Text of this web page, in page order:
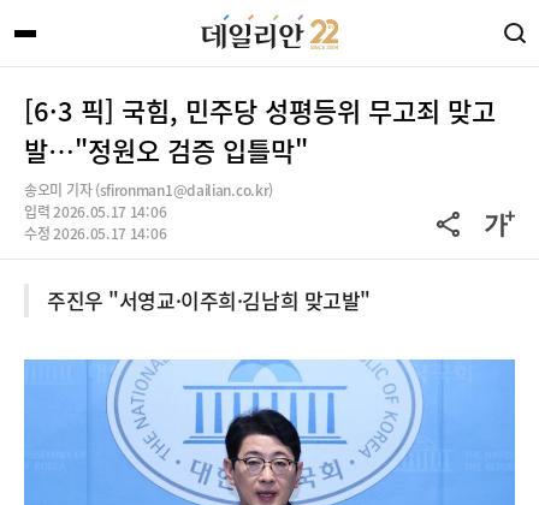
[6·3 픽] 국힘, 민주당 성평등위 무고죄 맞고
발…"정원오 검증 입틀막"
송오미 기자 (sfironman1@dailian.co.kr)
입력 2026.05.17 14:06
수정 2026.05.17 14:06
주진우 "서영교·이주희·김남희 맞고발"